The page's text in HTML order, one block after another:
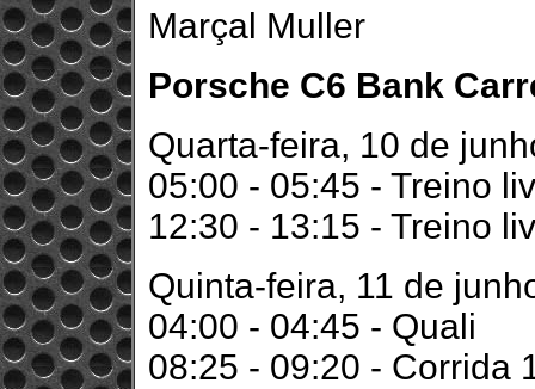
Marçal Muller
Porsche C6 Bank
Quarta-feira, 10 de
05:00 - 05:45 - Treino
12:30 - 13:15 - Treino
Quinta-feira, 11 de
04:00 - 04:45 - Quali
08:25 - 09:20 - Corrida